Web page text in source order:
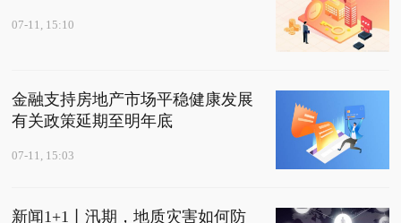
07-11, 15:10
金融支持房地产市场平稳健康发展
有关政策延期至明年底
07-11, 15:03
新闻1+1丨汛期，地质灾害如何防